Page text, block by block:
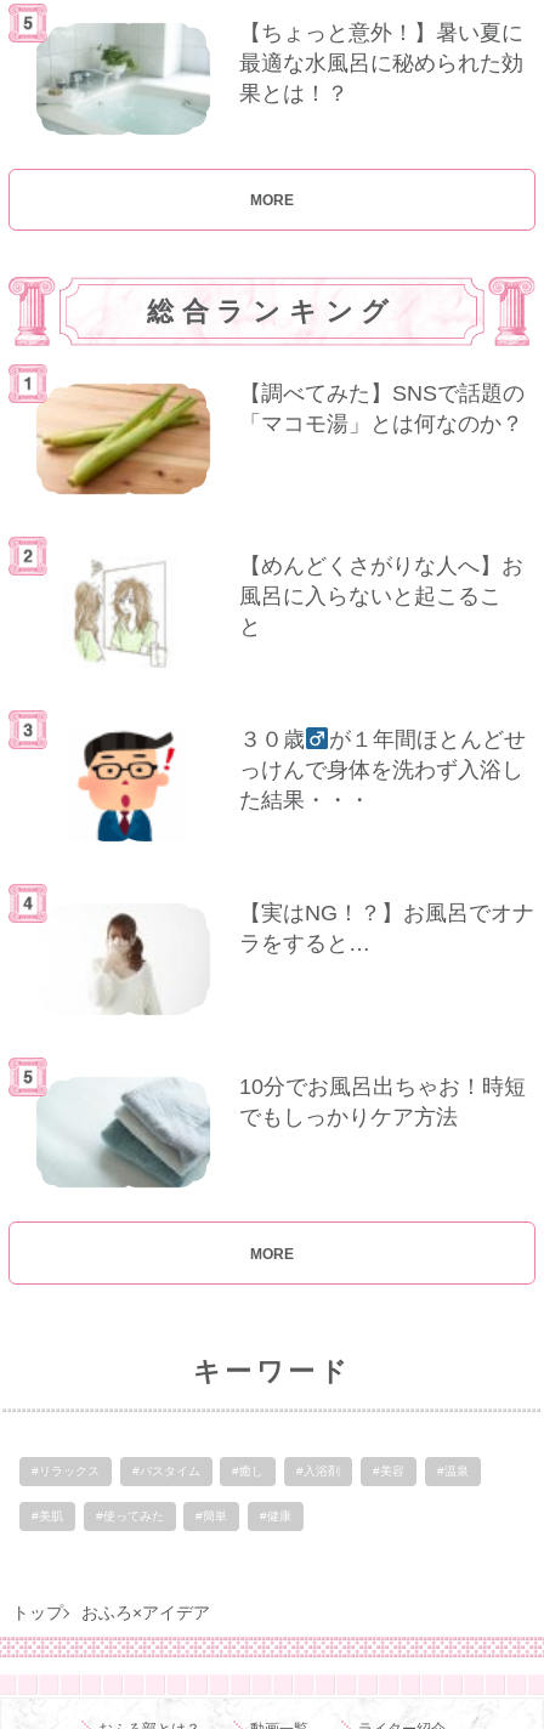
【ちょっと意外！】暑い夏に
最適な水風呂に秘められた効
果とは！？
MORE
総合ランキング
【調べてみた】SNSで話題の
「マコモ湯」とは何なのか？
【めんどくさがりな人へ】お
風呂に入らないと起こるこ
と
３０歳
が１年間ほとんどせ
っけんで身体を洗わず入浴し
た結果・・・
【実はNG！？】お風呂でオナ
ラをすると…
10分でお風呂出ちゃお！時短
でもしっかりケア方法
MORE
キーワード
#リラックス #バスタイム #癒し #入浴剤 #美容 #温泉
#美肌 #使ってみた #簡単 #健康
トップ おふろ×アイデア